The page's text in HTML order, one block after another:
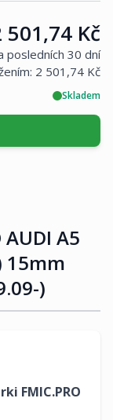
501,74 Kč
posledních 30 dní
2 501,74 Kč
Skladem
AUDI A5
15mm
)
FMIC.PRO